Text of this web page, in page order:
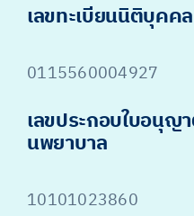
เลขทะเบียนนิติบุคคล
0115560004927
เลขประกอบใบอนุญ
นพยาบาล
10101023860